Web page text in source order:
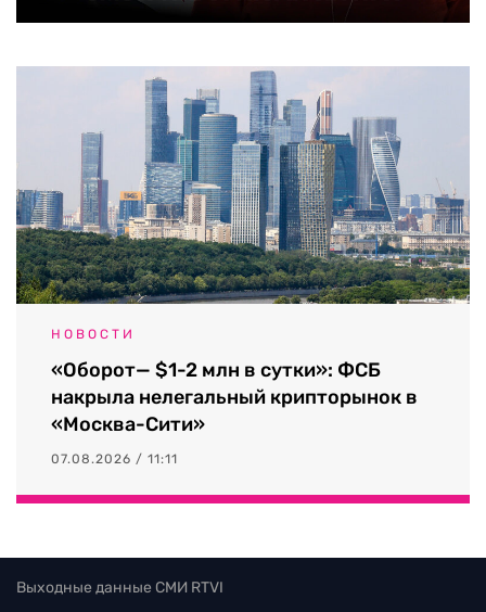
НОВОСТИ
«Оборот— $1-2 млн в сутки»: ФСБ
накрыла нелегальный крипторынок в
«Москва-Сити»
07.08.2026 / 11:11
Выходные данные СМИ RTVI